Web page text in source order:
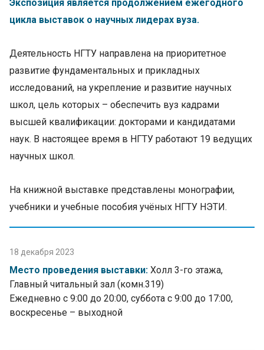
Экспозиция является продолжением ежегодного
цикла выставок о научных лидерах вуза.
Деятельность НГТУ направлена на приоритетное
развитие фундаментальных и прикладных
исследований, на укрепление и развитие научных
школ, цель которых – обеспечить вуз кадрами
высшей квалификации: докторами и кандидатами
наук. В настоящее время в НГТУ работают 19 ведущих
научных школ.
На книжной выставке представлены монографии,
учебники и учебные пособия учёных НГТУ НЭТИ.
18 декабря 2023
Место проведения выставки: Холл 3-го этажа,
Главный читальный зал (комн.319)
Ежедневно с 9:00 до 20:00, суббота с 9:00 до 17:00,
воскресенье – выходной